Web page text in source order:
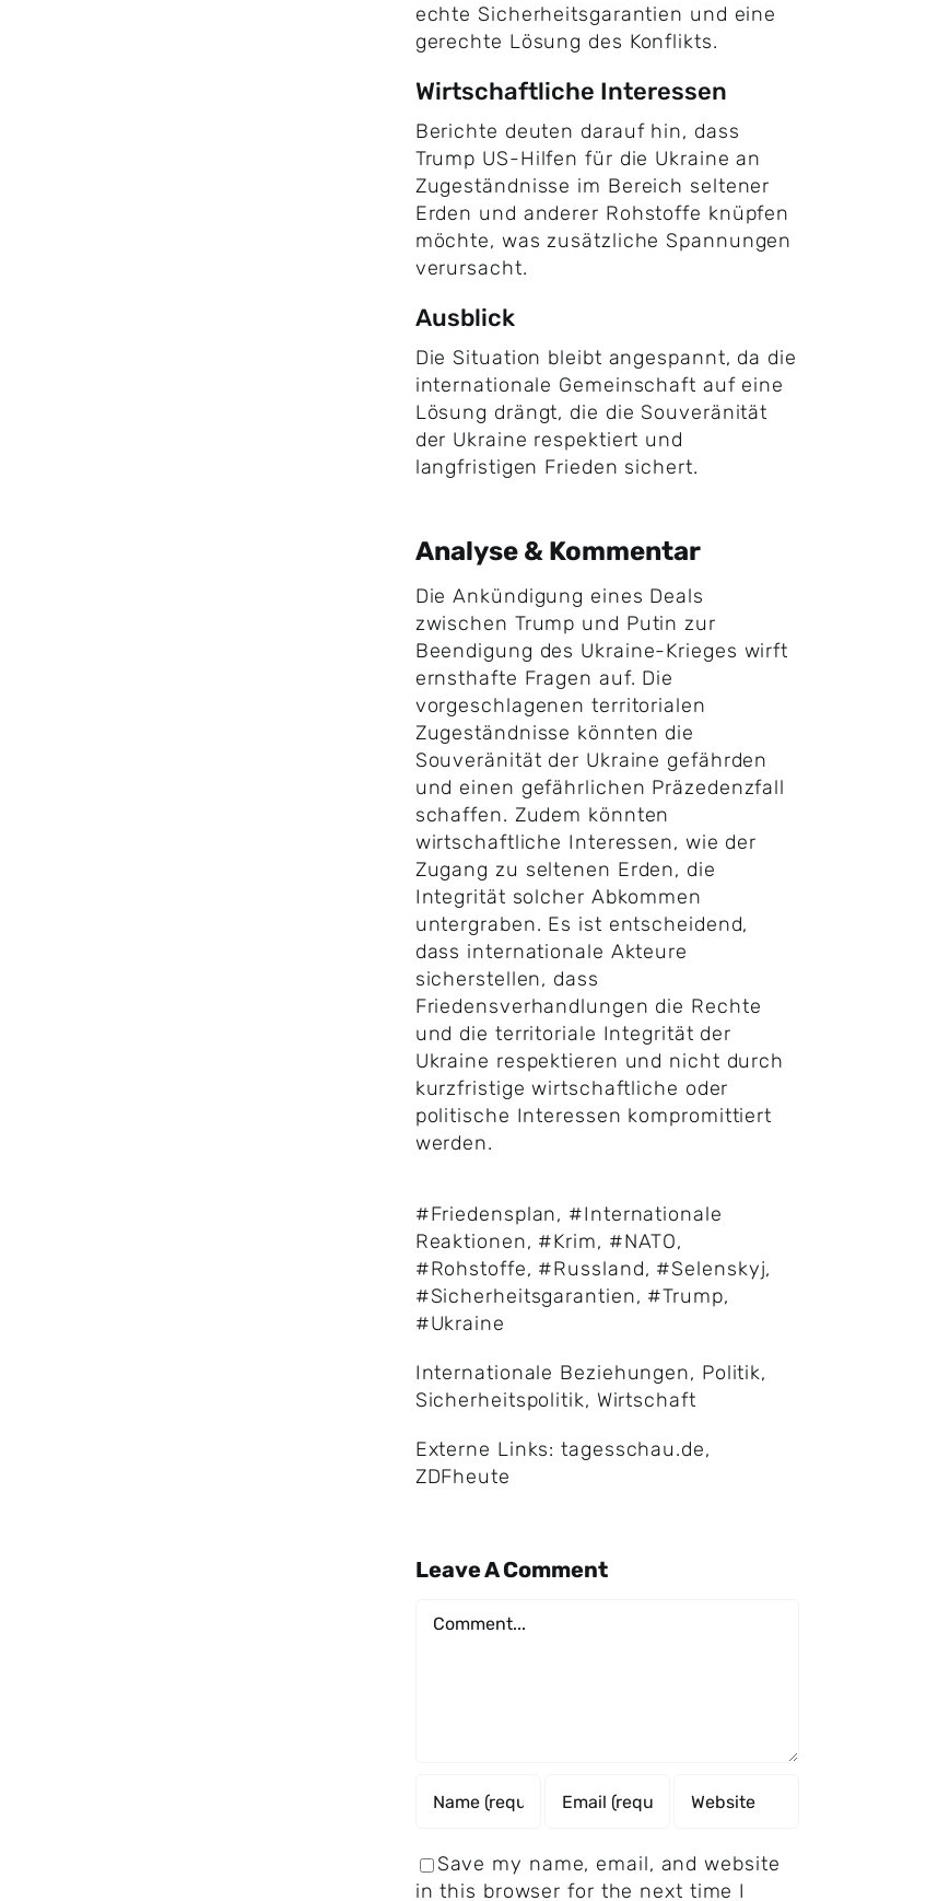
echte Sicherheitsgarantien und eine
gerechte Lösung des Konflikts.
Wirtschaftliche Interessen
Berichte deuten darauf hin, dass
Trump US-Hilfen für die Ukraine an
Zugeständnisse im Bereich seltener
Erden und anderer Rohstoffe knüpfen
möchte, was zusätzliche Spannungen
verursacht.
Ausblick
Die Situation bleibt angespannt, da die
internationale Gemeinschaft auf eine
Lösung drängt, die die Souveränität
der Ukraine respektiert und
langfristigen Frieden sichert.
Analyse & Kommentar
Die Ankündigung eines Deals
zwischen Trump und Putin zur
Beendigung des Ukraine-Krieges wirft
ernsthafte Fragen auf. Die
vorgeschlagenen territorialen
Zugeständnisse könnten die
Souveränität der Ukraine gefährden
und einen gefährlichen Präzedenzfall
schaffen. Zudem könnten
wirtschaftliche Interessen, wie der
Zugang zu seltenen Erden, die
Integrität solcher Abkommen
untergraben. Es ist entscheidend,
dass internationale Akteure
sicherstellen, dass
Friedensverhandlungen die Rechte
und die territoriale Integrität der
Ukraine respektieren und nicht durch
kurzfristige wirtschaftliche oder
politische Interessen kompromittiert
werden.
#Friedensplan, #Internationale
Reaktionen, #Krim, #NATO,
#Rohstoffe, #Russland, #Selenskyj,
#Sicherheitsgarantien, #Trump,
#Ukraine
Internationale Beziehungen, Politik,
Sicherheitspolitik, Wirtschaft
Externe Links:tagesschau.de,
ZDFheute
Leave A Comment
Comment
Save my name, email, and website
in this browser for the next time I